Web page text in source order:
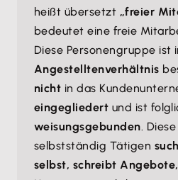
heißt übersetzt „freier
bedeutet eine freie
Diese Personengruppe ist
Angestelltenverhältnis
nicht in das
eingegliedert und ist
weisungsgebunden.
selbstständig Tätigen
selbst, schreibt